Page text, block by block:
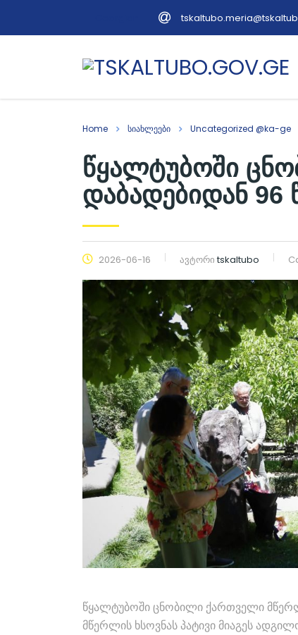
Home სიახლეები Uncategorized @ka-ge
წყალტუბოში
დაბადებიდან 96
2026-06-16 ავტორიtskaltubo
წყალტუბოში ცნობილი ქართველი
მწერლის ხსოვნას პატივი მიაგეს